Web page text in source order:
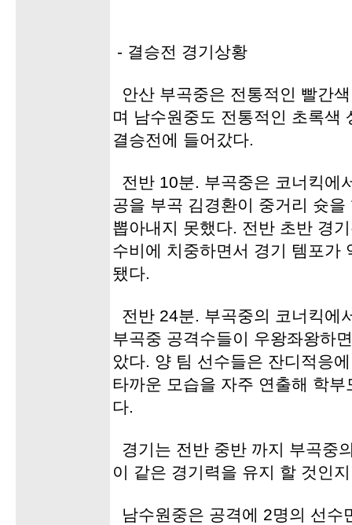
- 결승전 경기상황
안산 부곡중은 전통적인 빨간
며 남수원중도 전통적인 초록색
결승전에 들어갔다.
전반 10분. 부곡중은 코너킥에
공을 부곡 김경환이 중거리 슛
뽑아내지 못했다. 전반 초반 경
수비에 치중하면서 경기 템포가
됐다.
전반 24분. 부곡중의 코너킥에
부곡중 공격수들이 우왕좌왕하
았다. 양 팀 선수들은 잔디적응
타까운 모습을 자주 연출해 학
다.
경기는 전반 중반 까지 부곡중
이 같은 경기력을 유지 할 것인
남수원중은 공격에 2명의 선수